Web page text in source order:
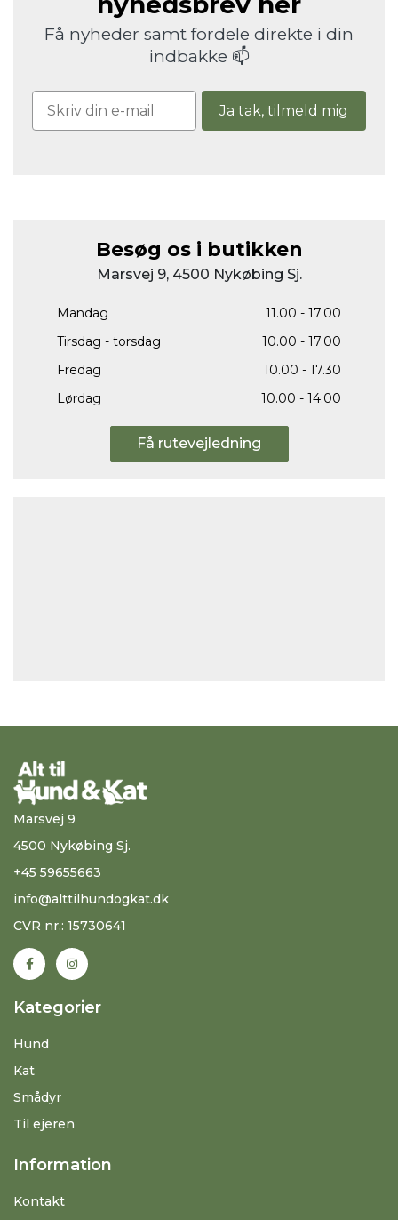
Få nyheder samt fordele direkte i din
indbakke 📫
Ja tak, tilmeld mig
Besøg os i butikken
Marsvej 9, 4500 Nykøbing Sj.
Mandag
11.00 - 17.00
Tirsdag - torsdag
10.00 - 17.00
Fredag
10.00 - 17.30
Lørdag
10.00 - 14.00
Få rutevejledning
Marsvej 9
4500 Nykøbing Sj.
+45 59655663
info@alttilhundogkat.dk
CVR nr.: 15730641
Kategorier
Hund
Kat
Smådyr
Til ejeren
Information
Kontakt